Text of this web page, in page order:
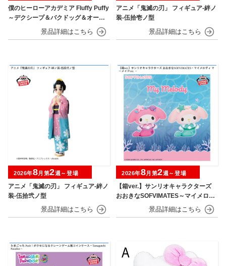
僕のヒーローアカデミア Fluffy Puffy
～デクシープ＆バクドッグ＆オール
マイゴート～
アニメ「鬼滅の刃」 フィギュア-絆ノ
装-伍拾壱ノ型
アニメ「鬼滅の刃」 フィギュア-絆ノ
装-伍拾弐ノ型
2026年8月第2週～登場
【箱ver.】サンリオキャラクターズ
おおきなSOFVIMATES～マイメロデ
ィ マーメイドver. ～
2026年8月第2週～登場